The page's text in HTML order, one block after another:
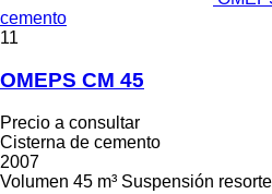
cemento
11
OMEPS CM 45
Precio a consultar
Cisterna de cemento
2007
Volumen 45 m³ Suspensión